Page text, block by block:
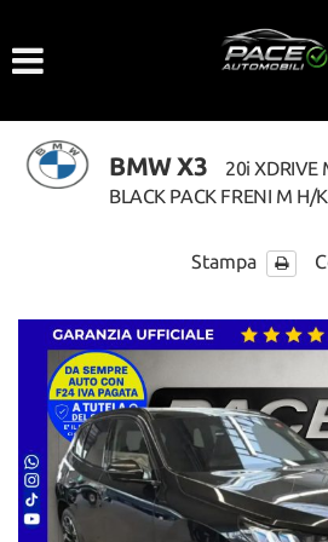
BMW X3
20i XDRIVE
BLACK PACK FRENI M H/K
Stampa
tue
consenso
Il
esprimere
tue
preferenze
consenso
alle
tecnologie
di